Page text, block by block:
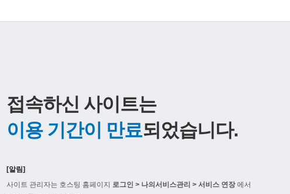
접속하신 사이트는
이용 기간이 만료되었습니다.
[알림]
사이트 관리자는 호스팅 홈페이지 로그인 > 나의서비스관리 > 서비스 연장에서